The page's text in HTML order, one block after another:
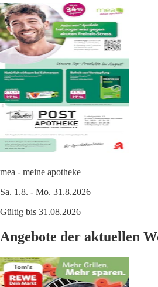
mea - meine apotheke
Sa. 1.8. - Mo. 31.8.2026
Gültig bis 31.08.2026
Angebote der aktuellen